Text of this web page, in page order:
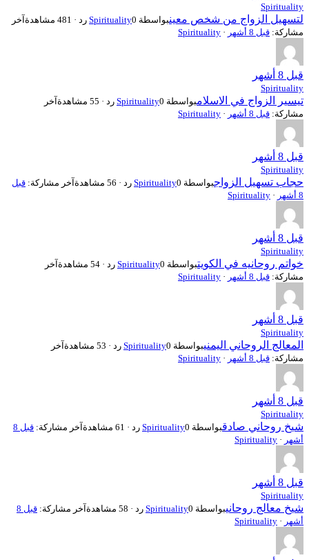
Spirituality
لتسهيل الزواج من شخص معينبواسطة Spirituality0 رد · 481 مشاهدة
آخر
مشاركة: قبل 8 أشهر ·
Spirituality
قبل 8 أشهر
Spirituality
تيسير الزواج في الاسلامبواسطة Spirituality0 رد · 55 مشاهدة
آخر
مشاركة: قبل 8 أشهر ·
Spirituality
قبل 8 أشهر
Spirituality
حجاب تسهيل الزواجبواسطة Spirituality0 رد · 56 مشاهدة آخر مشاركة: قبل
8 أشهر
·
Spirituality
قبل 8 أشهر
Spirituality
خواتم روحانيه في الكويتبواسطة Spirituality0 رد · 54 مشاهدة
آخر
مشاركة: قبل 8 أشهر ·
Spirituality
قبل 8 أشهر
Spirituality
المعالج الروحاني اليمنيبواسطة Spirituality0 رد · 53 مشاهدة
آخر
مشاركة: قبل 8 أشهر ·
Spirituality
قبل 8 أشهر
Spirituality
شيخ روحاني صادقبواسطة Spirituality0 رد · 61 مشاهدة آخر مشاركة:
قبل 8
أشهر ·
Spirituality
قبل 8 أشهر
Spirituality
شيخ معالج روحانيبواسطة Spirituality0 رد · 58 مشاهدة آخر مشاركة:
قبل 8
أشهر ·
Spirituality